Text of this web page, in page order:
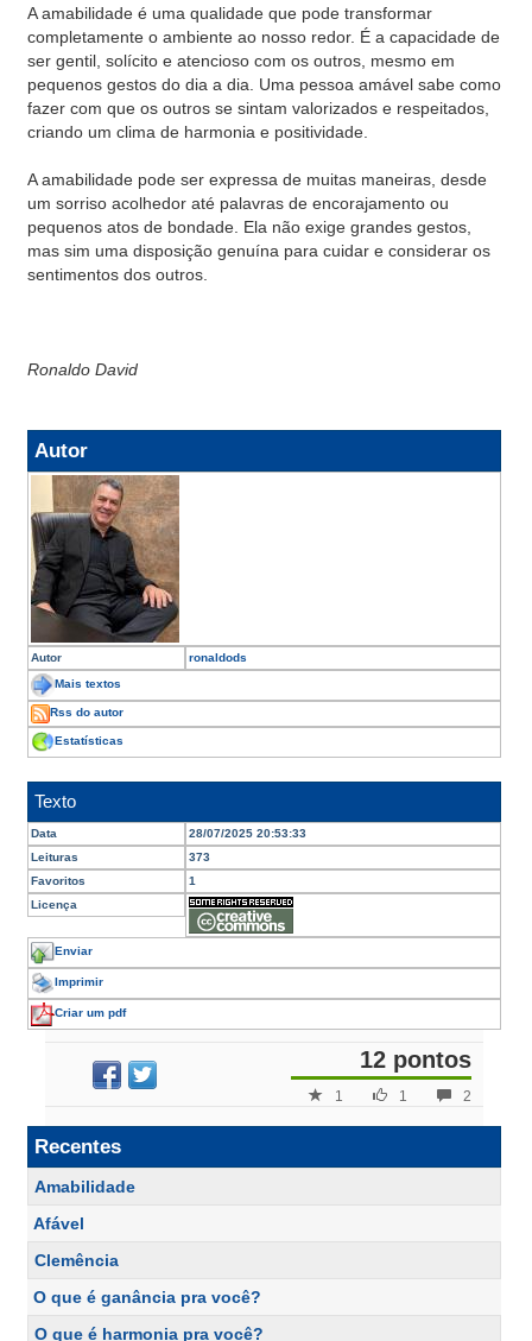
A amabilidade é uma qualidade que pode transformar
completamente o ambiente ao nosso redor. É a capacidade de
ser gentil, solícito e atencioso com os outros, mesmo em
pequenos gestos do dia a dia. Uma pessoa amável sabe como
fazer com que os outros se sintam valorizados e respeitados,
criando um clima de harmonia e positividade.
A amabilidade pode ser expressa de muitas maneiras, desde
um sorriso acolhedor até palavras de encorajamento ou
pequenos atos de bondade. Ela não exige grandes gestos,
mas sim uma disposição genuína para cuidar e considerar os
sentimentos dos outros.
Ronaldo David
Autor
Autor ronaldods
Mais textos
Rss do autor
Estatísticas
Texto
Data
28/07/2025 20:53:33
Leituras
373
Favoritos
1
Licença
Enviar
Imprimir
Criar um pdf
12 pontos
2
1
1
Recentes
Amabilidade
Afável
Clemência
O que é ganância pra você?
O que é harmonia pra você?